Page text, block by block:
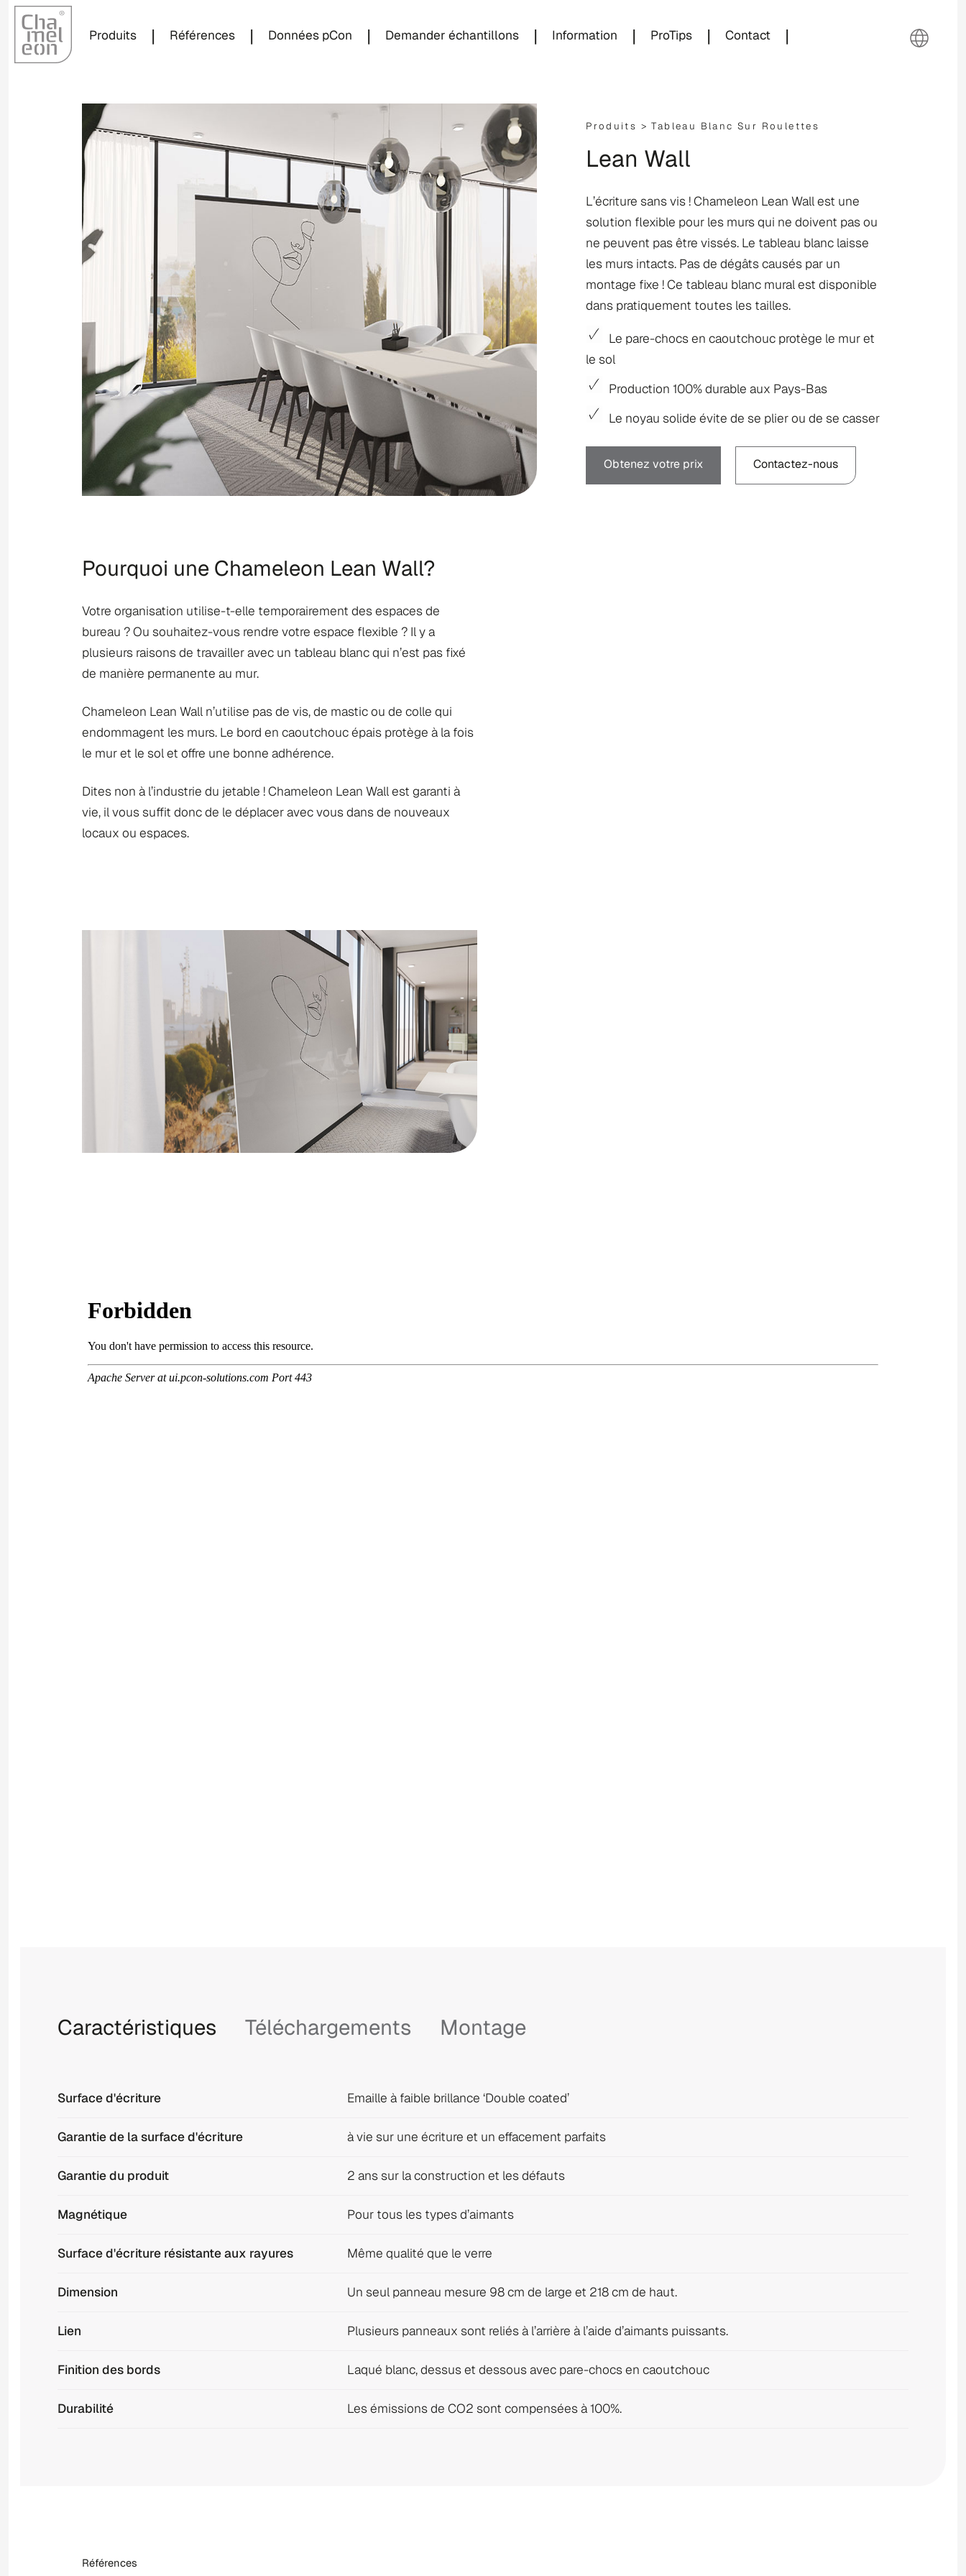
Produits | Références | Données pCon | Demander échantillons | Information | ProTips | Contact |
Produits >Tableau Blanc Sur Roulettes
Lean Wall
L’écriture sans vis ! Chameleon Lean Wall est une
solution flexible pour les murs qui ne doivent pas ou
ne peuvent pas être vissés. Le tableau blanc laisse
les murs intacts. Pas de dégâts causés par un
montage fixe ! Ce tableau blanc mural est disponible
dans pratiquement toutes les tailles.
Le pare-chocs en caoutchouc protège le mur et
le sol
Production 100% durable aux Pays-Bas
Le noyau solide évite de se plier ou de se casser
Obtenez votre prix Contactez-nous
Pourquoi une Chameleon Lean Wall?
Votre organisation utilise-t-elle temporairement des espaces de
bureau ? Ou souhaitez-vous rendre votre espace flexible ? Il y a
plusieurs raisons de travailler avec un tableau blanc qui n’est pas fixé
de manière permanente au mur.
Chameleon Lean Wall n’utilise pas de vis, de mastic ou de colle qui
endommagent les murs. Le bord en caoutchouc épais protège à la fois
le mur et le sol et offre une bonne adhérence.
Dites non à l’industrie du jetable ! Chameleon Lean Wall est garanti à
vie, il vous suffit donc de le déplacer avec vous dans de nouveaux
locaux ou espaces.
Caractéristiques Téléchargements Montage
Surface d'écriture Emaille à faible brillance ‘Double coated’
Garantie de la surface d'écriture à vie sur une écriture et un effacement parfaits
Garantie du produit 2 ans sur la construction et les défauts
Magnétique Pour tous les types d’aimants
Surface d'écriture résistante aux rayures Même qualité que le verre
Dimension Un seul panneau mesure 98 cm de large et 218 cm de haut.
Lien Plusieurs panneaux sont reliés à l’arrière à l’aide d’aimants puissants.
Finition des bords Laqué blanc, dessus et dessous avec pare-chocs en caoutchouc
Durabilité Les émissions de CO2 sont compensées à 100%.
Références